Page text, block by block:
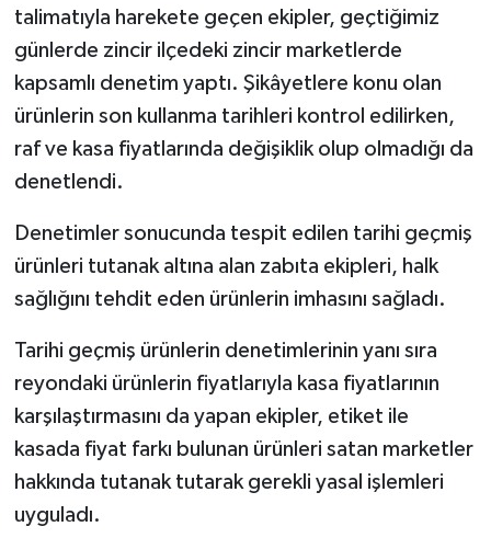
talimatıyla harekete geçen ekipler, geçtiğimiz
günlerde zincir ilçedeki zincir marketlerde
kapsamlı denetim yaptı. Şikâyetlere konu olan
ürünlerin son kullanma tarihleri kontrol edilirken,
raf ve kasa fiyatlarında değişiklik olup olmadığı da
denetlendi.
Denetimler sonucunda tespit edilen tarihi geçmiş
ürünleri tutanak altına alan zabıta ekipleri, halk
sağlığını tehdit eden ürünlerin imhasını sağladı.
Tarihi geçmiş ürünlerin denetimlerinin yanı sıra
reyondaki ürünlerin fiyatlarıyla kasa fiyatlarının
karşılaştırmasını da yapan ekipler, etiket ile
kasada fiyat farkı bulunan ürünleri satan marketler
hakkında tutanak tutarak gerekli yasal işlemleri
uyguladı.